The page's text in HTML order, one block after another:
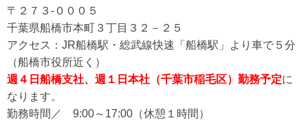
〒２７３-０００５
千葉県船橋市本町３丁目３２－２５
アクセス：JR船橋駅・総武線快速「船橋駅」より車で５分
（船橋市役所近く）
週４日船橋支社、週１日本社（千葉市稲毛区）勤務予定に
なります。
勤務時間／ 9:00～17:00（休憩１時間）